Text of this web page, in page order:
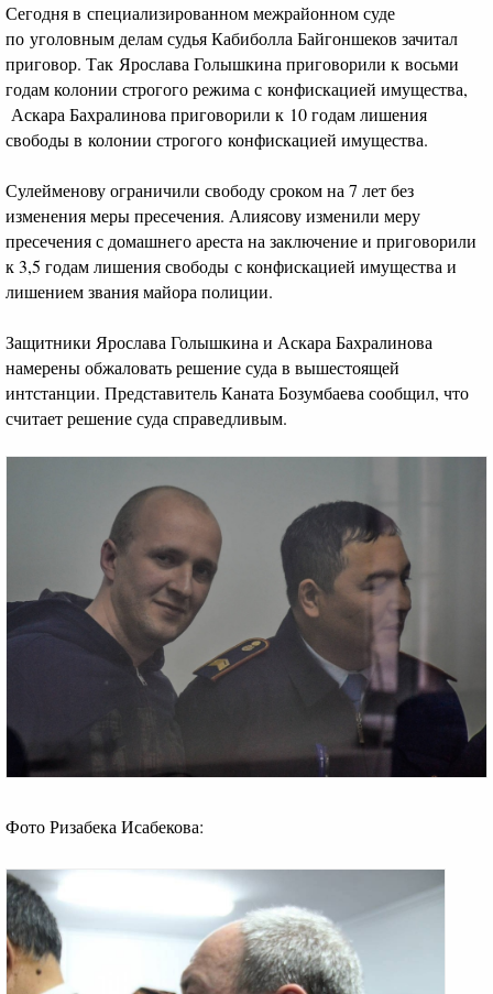
Сегодня в специализированном межрайонном суде
по уголовным делам судья Кабиболла Байгоншеков зачитал
приговор. Так Ярослава Голышкина приговорили к восьми
годам колонии строгого режима с конфискацией имущества,
Аскара Бахралинова приговорили к 10 годам лишения
свободы в колонии строгого конфискацией имущества.
Сулейменову ограничили свободу сроком на 7 лет без
изменения меры пресечения. Алиясову изменили меру
пресечения с домашнего ареста на заключение и приговорили
к 3,5 годам лишения свободы с конфискацией имущества и
лишением звания майора полиции.
Защитники Ярослава Голышкина и Аскара Бахралинова
намерены обжаловать решение суда в вышестоящей
интстанции. Представитель Каната Бозумбаева сообщил, что
считает решение суда справедливым.
Фото Ризабека Исабекова: